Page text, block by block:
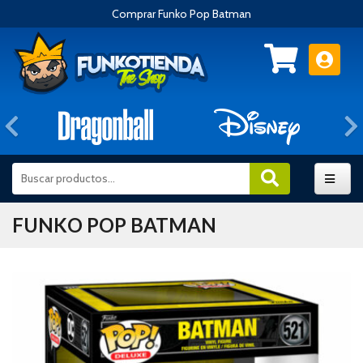
Comprar Funko Pop Batman
Anterior
FUNKO POP BATMAN